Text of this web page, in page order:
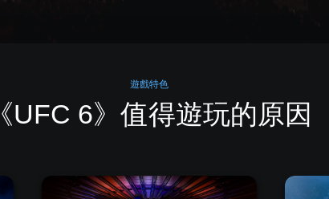
遊戲特色
《UFC 6》值得遊玩的原因